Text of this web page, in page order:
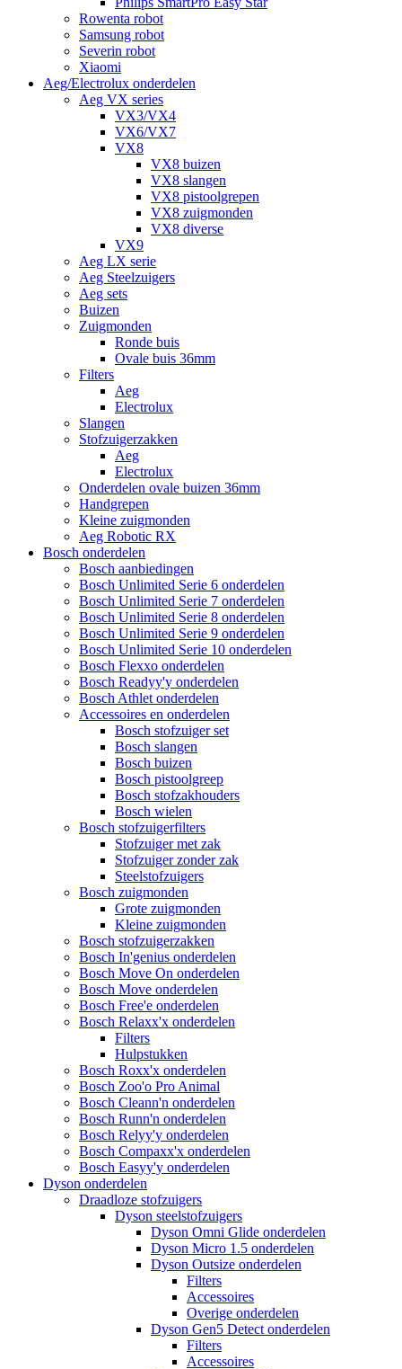
Rowenta robot
Samsung robot
Severin robot
Xiaomi
Aeg/Electrolux onderdelen
Aeg VX series
VX3/VX4
VX6/VX7
VX8
VX8 buizen
VX8 slangen
VX8 pistoolgrepen
VX8 zuigmonden
VX8 diverse
VX9
Aeg LX serie
Aeg Steelzuigers
Aeg sets
Buizen
Zuigmonden
Ronde buis
Ovale buis 36mm
Filters
Aeg
Electrolux
Slangen
Stofzuigerzakken
Aeg
Electrolux
Onderdelen ovale buizen 36mm
Handgrepen
Kleine zuigmonden
Aeg Robotic RX
Bosch onderdelen
Bosch aanbiedingen
Bosch Unlimited Serie 6 onderdelen
Bosch Unlimited Serie 7 onderdelen
Bosch Unlimited Serie 8 onderdelen
Bosch Unlimited Serie 9 onderdelen
Bosch Unlimited Serie 10 onderdelen
Bosch Flexxo onderdelen
Bosch Readyy'y onderdelen
Bosch Athlet onderdelen
Accessoires en onderdelen
Bosch stofzuiger set
Bosch slangen
Bosch buizen
Bosch pistoolgreep
Bosch stofzakhouders
Bosch wielen
Bosch stofzuigerfilters
Stofzuiger met zak
Stofzuiger zonder zak
Steelstofzuigers
Bosch zuigmonden
Grote zuigmonden
Kleine zuigmonden
Bosch stofzuigerzakken
Bosch In'genius onderdelen
Bosch Move On onderdelen
Bosch Move onderdelen
Bosch Free'e onderdelen
Bosch Relaxx'x onderdelen
Filters
Hulpstukken
Bosch Roxx'x onderdelen
Bosch Zoo'o Pro Animal
Bosch Cleann'n onderdelen
Bosch Runn'n onderdelen
Bosch Relyy'y onderdelen
Bosch Compaxx'x onderdelen
Bosch Easyy'y onderdelen
Dyson onderdelen
Draadloze stofzuigers
Dyson steelstofzuigers
Dyson Omni Glide onderdelen
Dyson Micro 1.5 onderdelen
Dyson Outsize onderdelen
Filters
Accessoires
Overige onderdelen
Dyson Gen5 Detect onderdelen
Filters
Accessoires